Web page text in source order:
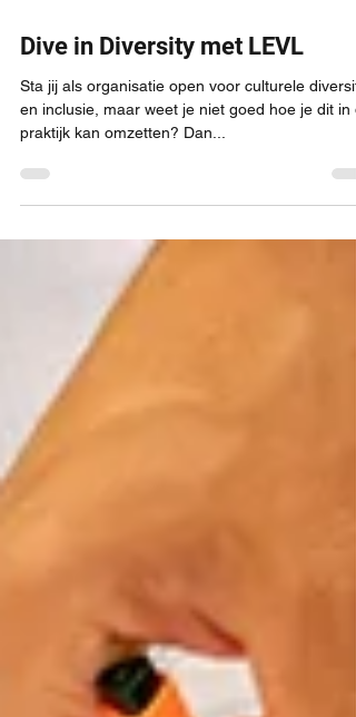
28 mrt 2023 2 minuten om te lezen
Dive in Diversity met LEVL
Sta jij als organisatie open voor culturele
praktijk kan omzetten? Dan...